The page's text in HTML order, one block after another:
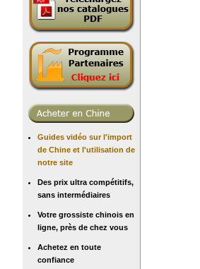
Guides vidéo sur l'import
de Chine et l'utilisation de
notre site
Des prix ultra compétitifs,
sans intermédiaires
Votre grossiste chinois en
ligne, près de chez vous
Achetez en toute
confiance